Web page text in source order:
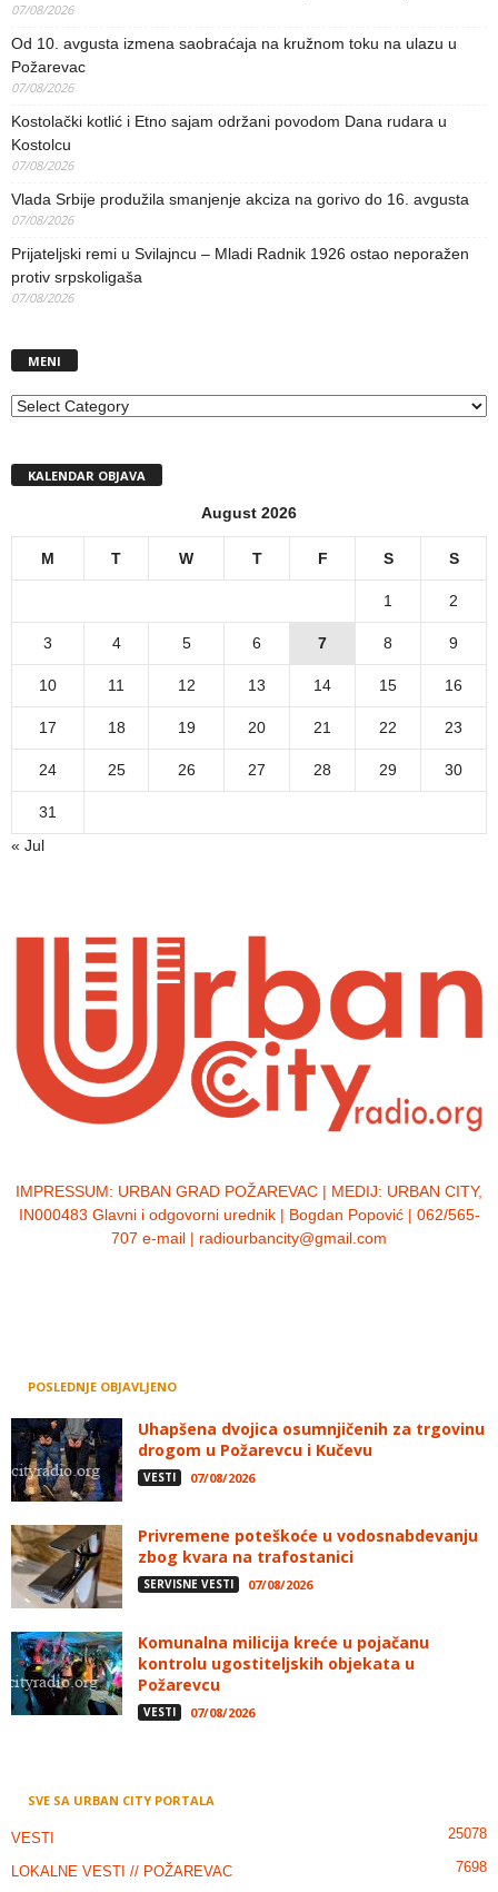
07/08/2026
Od 10. avgusta izmena saobraćaja na kružnom toku na ulazu u
Požarevac
07/08/2026
Kostolački kotlić i Etno sajam održani povodom Dana rudara u
Kostolcu
07/08/2026
Vlada Srbije produžila smanjenje akciza na gorivo do 16. avgusta
07/08/2026
Prijateljski remi u Svilajncu – Mladi Radnik 1926 ostao neporažen
protiv srpskoligaša
07/08/2026
MENI
MENI
KALENDAR OBJAVA
August 2026
M T W T F S S
1 2
3 4 5 6 7 8 9
10 11 12 13 14 15 16
17 18 19 20 21 22 23
24 25 26 27 28 29 30
31
« Jul
IMPRESSUM: URBAN GRAD POŽAREVAC | MEDIJ: URBAN CITY,
IN000483 Glavni i odgovorni urednik | Bogdan Popović | 062/565-
707 e-mail | radiourbancity@gmail.com
POSLEDNJE OBJAVLJENO
Uhapšena dvojica osumnjičenih za trgovinu
drogom u Požarevcu i Kučevu
VESTI 07/08/2026
Privremene poteškoće u vodosnabdevanju
zbog kvara na trafostanici
SERVISNE VESTI 07/08/2026
Komunalna milicija kreće u pojačanu
kontrolu ugostiteljskih objekata u
Požarevcu
VESTI 07/08/2026
SVE SA URBAN CITY PORTALA
VESTI 25078
LOKALNE VESTI // POŽAREVAC 7698